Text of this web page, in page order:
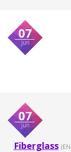
07
jun
07
jun
Fiberglass